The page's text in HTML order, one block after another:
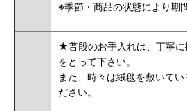
※季節・商品の状態により期
★普段のお手入れは、丁寧に
をとって下さい。
また、時々は絨毯を敷いて
ださい。